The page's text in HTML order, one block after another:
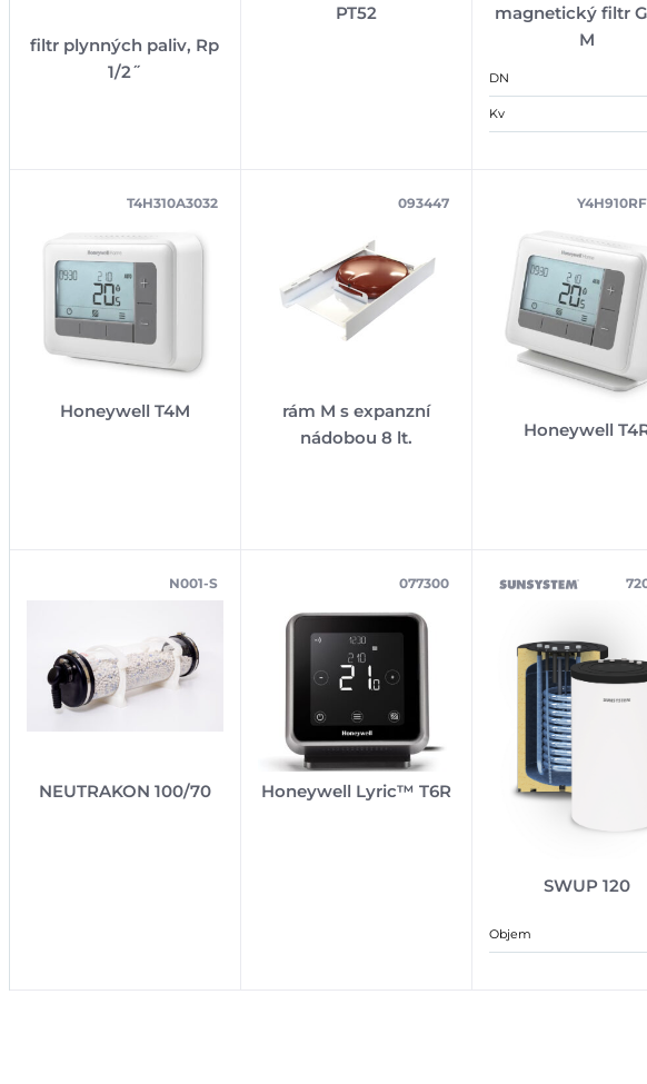
filtr plynných paliv, Rp
1/2˝
PT52
magnetický filtr
M
DN
Kv
Honeywell T4M
T4H310A3032
rám M s expanzní
nádobou 8 lt.
093447
Honeywell
NEUTRAKON 100/70
N001-S
Honeywell Lyric™ T6R
077300
SWUP 120
Objem